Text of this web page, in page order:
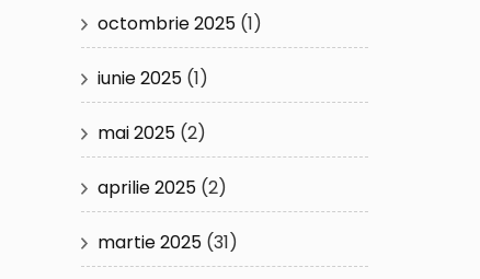
octombrie 2025(1)
iunie 2025(1)
mai 2025(2)
aprilie 2025(2)
martie 2025(31)